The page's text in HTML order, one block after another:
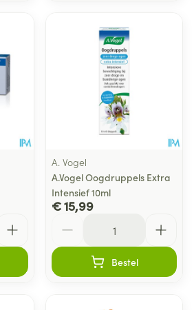
A. Vogel
A.Vogel Oogdruppels Extra
Intensief 10ml
€ 15,99
Bestel